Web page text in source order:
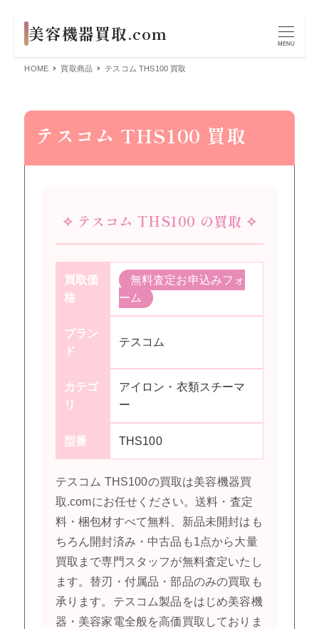
MENU
HOME 買取商品 テスコム THS100 買取
テスコム THS100 買取
✧ テスコム THS100 の買取 ✧
買取価
格
無料査定お申込みフォ
ーム
ブラン
ド
テスコム
カテゴ
リ
アイロン・衣類スチーマ
ー
型番 THS100
テスコム THS100の買取は美容機器買
取.comにお任せください。送料・査定
料・梱包材すべて無料、新品未開封はも
ちろん開封済み・中古品も1点から大量
買取まで専門スタッフが無料査定いたし
ます。替刃・付属品・部品のみの買取も
承ります。テスコム製品をはじめ美容機
器・美容家電全般を高価買取しておりま